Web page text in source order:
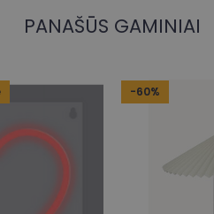
PANAŠŪS GAMINIAI
-60%